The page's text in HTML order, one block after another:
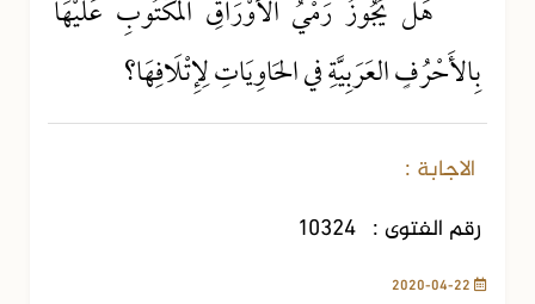
هَلْ يَجُوزُ رَمْيُ الأَوْرَاقِ المَكْتُوبِ عَلَيْهَا
بِالأَحْرُفٍ العَرَبِيَّةِ في الحَاوِيَاتِ لِإِتْلَافِهَا؟
الاجابة :
رقم الفتوى : 10324